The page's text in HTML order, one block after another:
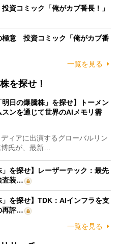
資コミック「俺がカブ番長！」
極意 投資コミック「俺がカブ番
一覧を見る
を探せ！
明日の爆騰株」を探せ】トーメン
ンを通じて世界のAIメモリ需
ィアに出演するグローバルリン
博氏が、最新…
」を探せ】レーザーテック：最先
査装…
」を探せ】TDK：AIインフラを支
再評…
一覧を見る